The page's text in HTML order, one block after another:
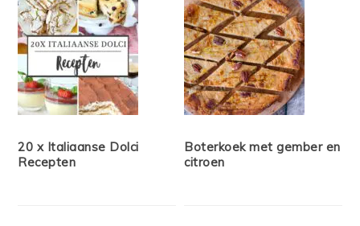
20 x Italiaanse Dolci
Recepten
Boterkoek met gember en
citroen